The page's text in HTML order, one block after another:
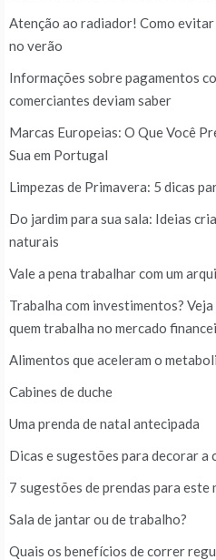
Atenção ao radiador! Como
no verão
Informações sobre pagamentos
comerciantes deviam saber
Marcas Europeias: O Que Você
Sua em Portugal
Limpezas de Primavera: 5 dicas
Do jardim para sua sala: Ideias
naturais
Vale a pena trabalhar com um
Trabalha com investimentos?
quem trabalha no mercado
Alimentos que aceleram o
Cabines de duche
Uma prenda de natal antecipada
Dicas e sugestões para decorar a
7 sugestões de prendas para este
Sala de jantar ou de trabalho?
Quais os benefícios de correr